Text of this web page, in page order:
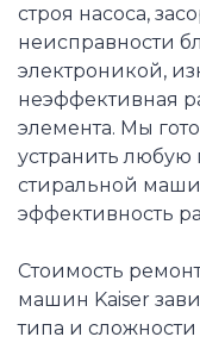
строя насоса,
неисправности
электроникой,
неэффективная
элемента. Мы
устранить
стиральной
эффективность
Стоимость
машин Kaiser
типа и